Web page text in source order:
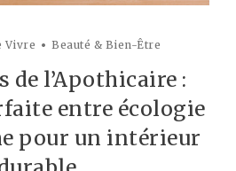
Vivre Beauté & Bien-Être
de l’Apothicaire :
entre écologie
pour un intérieur